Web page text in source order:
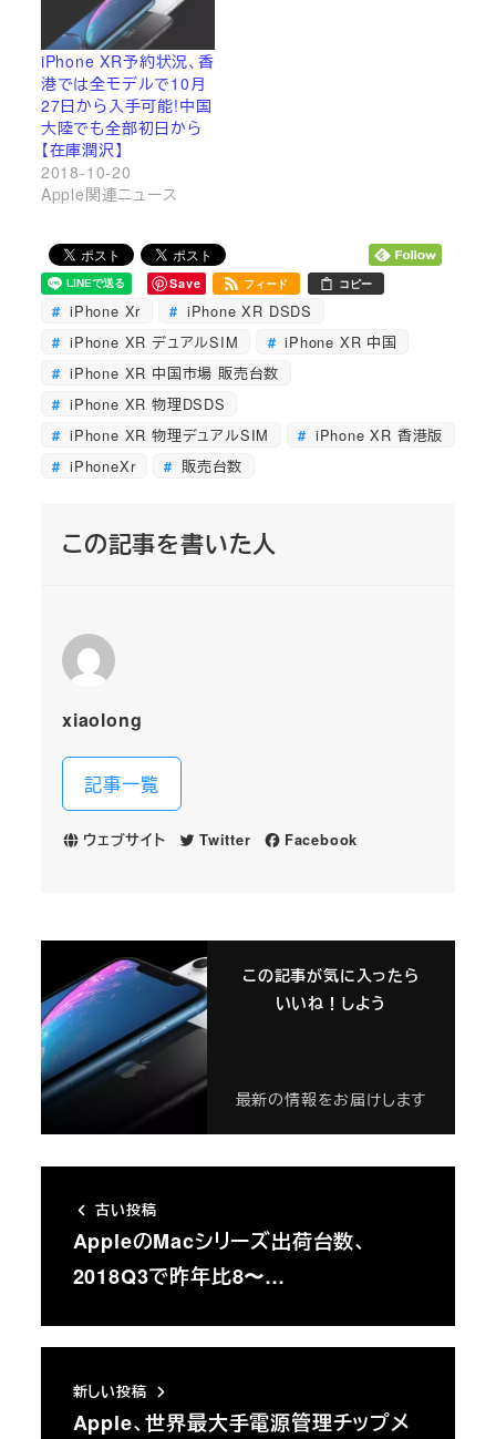
iPhone XR予約状況、香
港では全モデルで10月
27日から入手可能!中国
大陸でも全部初日から
【在庫潤沢】
2018-10-20
Apple関連ニュース
Save フィード コピー
iPhone Xr
iPhone XR DSDS
iPhone XR デュアルSIM
iPhone XR 中国
iPhone XR 中国市場 販売台数
iPhone XR 物理DSDS
iPhone XR 物理デュアルSIM
iPhone XR 香港版
iPhoneXr
販売台数
この記事を書いた人
xiaolong
記事一覧
ウェブサイト Twitter Facebook
この記事が気に入ったら
いいね！しよう
最新の情報をお届けします
古い投稿
AppleのMacシリーズ出荷台数、
2018Q3で昨年比8〜…
新しい投稿
Apple、世界最大手電源管理チップメ